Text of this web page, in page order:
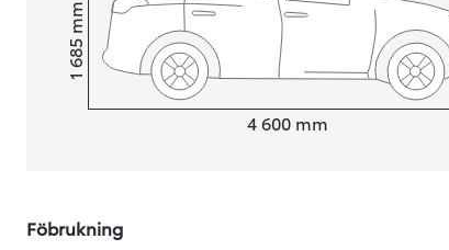
4 600 mm
Height1 685
mm
Föbrukning